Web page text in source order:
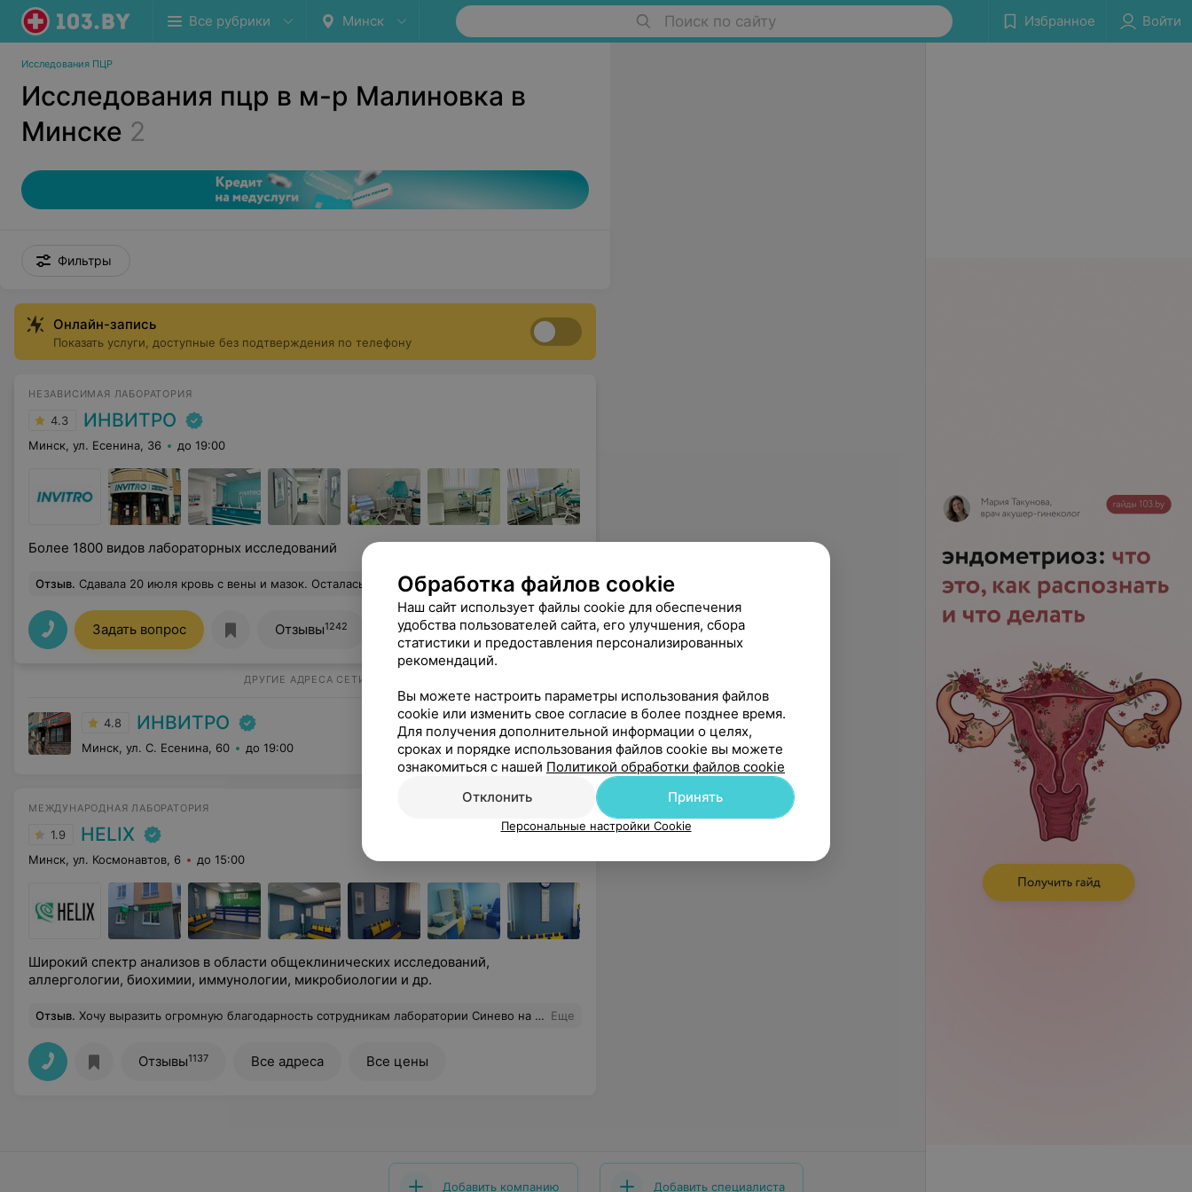
Все рубрики Минск Поиск по сайту Избранное Войти
Исследования ПЦР
Исследования пцр в м-р Малиновка в
Минске 2
Фильтры
Онлайн-запись
Показать услуги, доступные без подтверждения по телефону
НЕЗАВИСИМАЯ ЛАБОРАТОРИЯ
4.3 ИНВИТРО
Минск, ул. Есенина, 36 до 19:00
Более 1800 видов лабораторных исследований
Отзыв. Сдавала 20 июля кровь с вены и мазок. Осталась очень довольна. Сделали все аккуратно и безболезненно.Все подробно рассказали. Буду приходить только к Вам. Еще
Задать вопрос Отзывы1242 Все адреса
ДРУГИЕ АДРЕСА СЕТИ
4.8 ИНВИТРО
Минск, ул. С. Есенина, 60 до 19:00
МЕЖДУНАРОДНАЯ ЛАБОРАТОРИЯ
1.9 HELIX
Минск, ул. Космонавтов, 6 до 15:00
Широкий спектр анализов в области общеклинических исследований,
аллергологии, биохимии, иммунологии, микробиологии и др.
Отзыв. Хочу выразить огромную благодарность сотрудникам лаборатории Синево на Прушинских, 7. Срочно требовалось сделать ПЦР тест для приложения Путешествуй без Covid. Приехала "на удачу", так как везде огромные очереди и проблемы со скоростью выдачи результатов теста. Милая девушка Наталья на ресепшене пошла на встречу и помогла тут же записаться на тест (хотя нужно звонить заранее) и сразу же отправили на сам тест. И результат я получила гораздо раньше обозначенного срока. Спасибо вам ОГРОМНОЕ! Еще
Отзывы1137 Все адреса Все цены
Добавить компанию Добавить специалиста
Обработка файлов cookie
Наш сайт использует файлы cookie для обеспечения
удобства пользователей сайта, его улучшения, сбора
статистики и предоставления персонализированных
рекомендаций.
Вы можете настроить параметры использования файлов
cookie или изменить свое согласие в более позднее время.
Для получения дополнительной информации о целях,
сроках и порядке использования файлов cookie вы можете
ознакомиться с нашей Политикой обработки файлов cookie
Отклонить
Принять
Персональные настройки Cookie